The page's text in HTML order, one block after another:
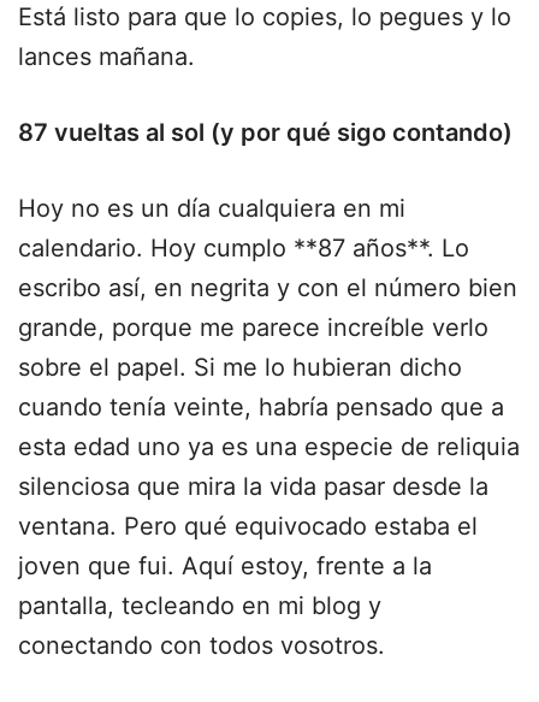
Está listo para que lo copies, lo pegues y lo
lances mañana.
87 vueltas al sol (y por qué sigo contando)
Hoy no es un día cualquiera en mi
calendario. Hoy cumplo **87 años**. Lo
escribo así, en negrita y con el número bien
grande, porque me parece increíble verlo
sobre el papel. Si me lo hubieran dicho
cuando tenía veinte, habría pensado que a
esta edad uno ya es una especie de reliquia
silenciosa que mira la vida pasar desde la
ventana. Pero qué equivocado estaba el
joven que fui. Aquí estoy, frente a la
pantalla, tecleando en mi blog y
conectando con todos vosotros.